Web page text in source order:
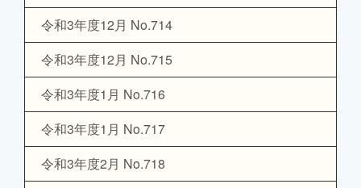
令和3年度12月 No.714
令和3年度12月 No.715
令和3年度1月 No.716
令和3年度1月 No.717
令和3年度2月 No.718